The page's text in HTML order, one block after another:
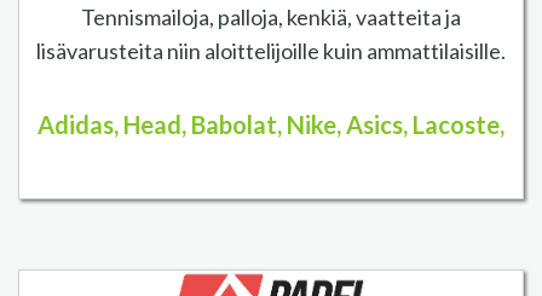
Tennismailoja, palloja, kenkiä, vaatteita ja
lisävarusteita niin aloittelijoille kuin ammattilaisille.
Adidas, Head, Babolat, Nike, Asics, Lacoste,